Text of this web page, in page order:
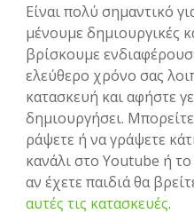
Είναι πολύ σημαντικό
μένουμε δημιουργικές
βρίσκουμε
ελεύθερο χρόνο σας
κατασκευή και αφήστε
δημιουργήσει.
ράψετε ή να γράψετε
κανάλι στο Youtube ή
αν έχετε παιδιά θα
αυτές τις κατασκευές.